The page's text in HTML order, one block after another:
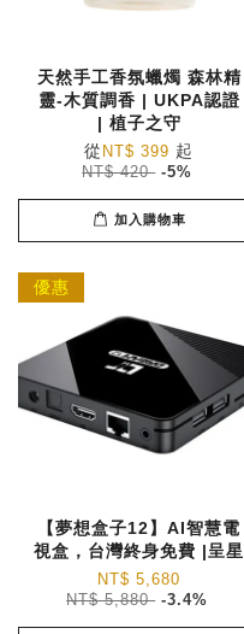
天然手工香氛蠟燭 森林精
靈-木質調香 | UKPA認證
| 植子之守
從 NT$ 399 起
NT$ 420 -5%
加入購物車
優惠
【夢想盒子12】AI智慧電
視盒，台灣終身免費 |呈星
NT$ 5,680
NT$ 5,880 -3.4%